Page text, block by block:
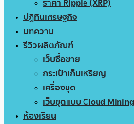
ราคา Ripple (XRP)
ปฏิทินเศรษฐกิจ
บทความ
รีวิวผลิตภัณฑ์
เว็บซื้อขาย
กระเป๋าเก็บเหรียญ
เครื่องขุด
เว็บขุดแบบ Cloud Mining
ห้องเรียน